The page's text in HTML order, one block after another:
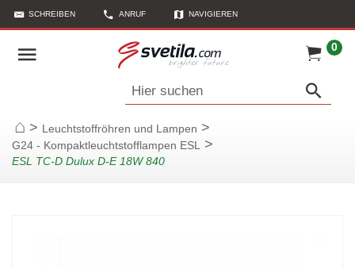
SCHREIBEN ANRUF NAVIGIEREN
0
Hier suchen
Startseite
> Leuchtstoffröhren und Lampen >
G24 - Kompaktleuchtstofflampen ESL >
ESL TC-D Dulux D-E 18W 840